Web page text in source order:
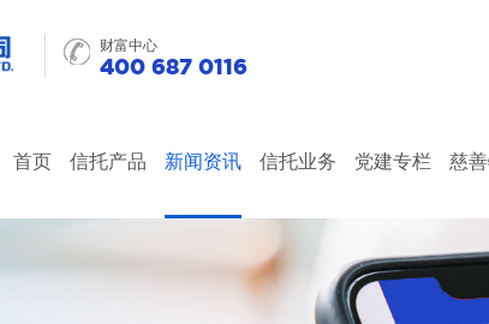
财富中心
400 687 0116
首页 信托产品 新闻资讯 信托业务 党建专栏 慈